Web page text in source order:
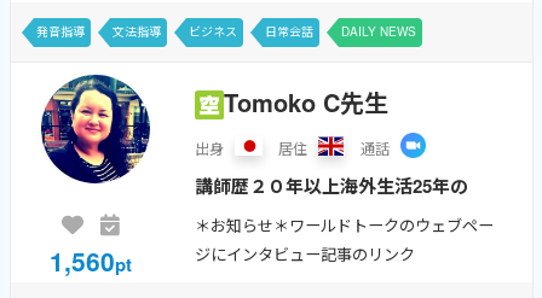
など幅広いニーズに対応します！
何が苦手なのか、、、等お気軽にお話して
発音指導 文法指導 ビジネス 日常会話 DAILY NEWS
1,560pt
Tomoko C先生
出身 居住 通話
講師歴２０年以上海外生活25年の
ベテランがあなたのレッスンをカス
タマイズします。初心者から上級者
＊お知らせ＊ワールドトークのウェブペー
ジにインタビュー記事のリンク